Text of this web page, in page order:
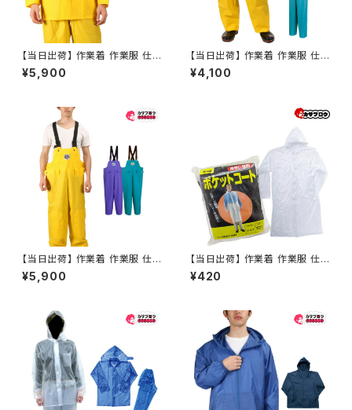
【当日出荷】 作業着 作業服 仕
事服 仕事着 ワークウェア カジ
メイク KAJIMEIKU ワーキング
¥5,900
【当日出荷】 作業着 作業服 仕
事服 仕事着 カジメイク KAJIM
EIKU ワーキングパンツ 1020
¥4,100
【当日出荷】 作業着 作業服 仕
事服 仕事着 カジメイク KAJIM
EIKU ワーキングパンツ 1030
¥5,900
【当日出荷】 作業着 作業服 仕
事服 仕事着 カジメイク KAJIM
EIKU レインスーツ クリア 1222
¥420